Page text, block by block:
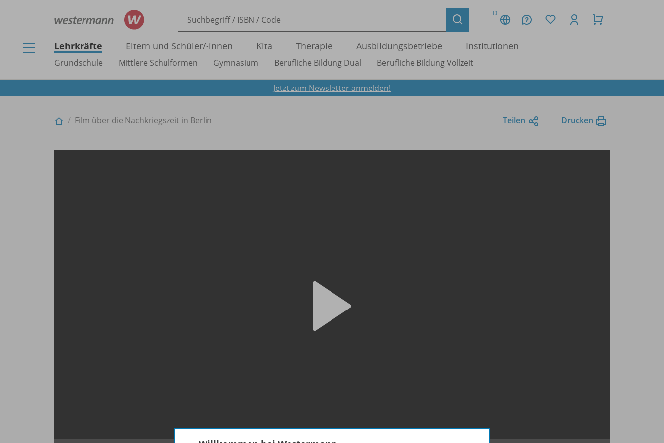
DE
Lehrkräfte Eltern und Schüler/-innen Kita Therapie Ausbildungsbetriebe Institutionen
Grundschule Mittlere Schulformen Gymnasium Berufliche Bildung Dual Berufliche Bildung Vollzeit
Jetzt zum Newsletter anmelden!
Film über die Nachkriegszeit in Berlin Teilen Drucken